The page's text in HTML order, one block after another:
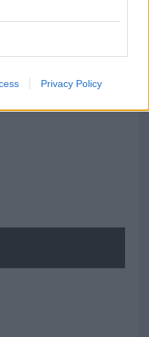
Privacy Policy
Palau, il Comune